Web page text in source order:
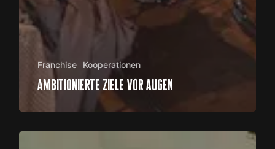
Franchise Kooperationen
ambitionierte ziele vor augen